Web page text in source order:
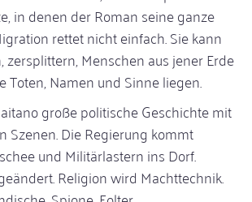
in denen der Roman seine ganze
rettet nicht einfach. Sie kann
zersplittern, Menschen aus jener Erde
Toten, Namen und Sinne liegen.
große politische Geschichte mit
Szenen. Die Regierung kommt
und Militärlastern ins Dorf.
Religion wird Machttechnik.